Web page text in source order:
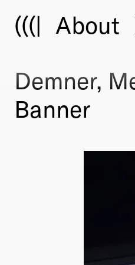
(((| About
Demner,
Banner